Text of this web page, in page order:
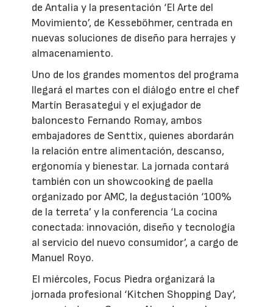
de Antalia y la presentación ‘El Arte del
Movimiento’, de Kesseböhmer, centrada en
nuevas soluciones de diseño para herrajes y
almacenamiento.
Uno de los grandes momentos del programa
llegará el martes con el diálogo entre el chef
Martín Berasategui y el exjugador de
baloncesto Fernando Romay, ambos
embajadores de Senttix, quienes abordarán
la relación entre alimentación, descanso,
ergonomía y bienestar. La jornada contará
también con un showcooking de paella
organizado por AMC, la degustación ‘100%
de la terreta’ y la conferencia ‘La cocina
conectada: innovación, diseño y tecnología
al servicio del nuevo consumidor’, a cargo de
Manuel Royo.
El miércoles, Focus Piedra organizará la
jornada profesional ‘Kitchen Shopping Day’,